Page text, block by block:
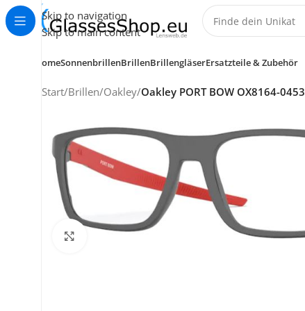
Skip to navigation
Skip to main content
KUNDENSERVICE
HomeSonnenbrillenBrillenBrillengläserErsatzteile & Zubehör
Start/Brillen/Oakley/Oakley PORT BOW OX8164-0453
Klick zum Vergrößern